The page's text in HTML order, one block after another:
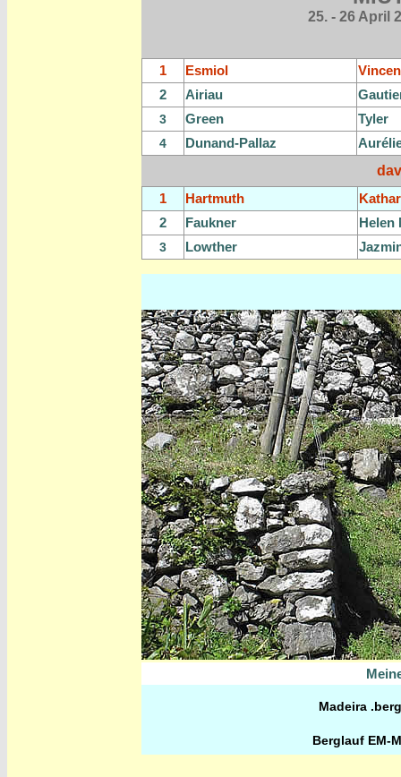
25. - 26 April
1 Esmiol
2
Airiau
3 Green Tyler
4 Dunand-Pallaz
1
Hartmuth
2
Faukner Helen
3 Lowther
Madeira
Berglauf EM-